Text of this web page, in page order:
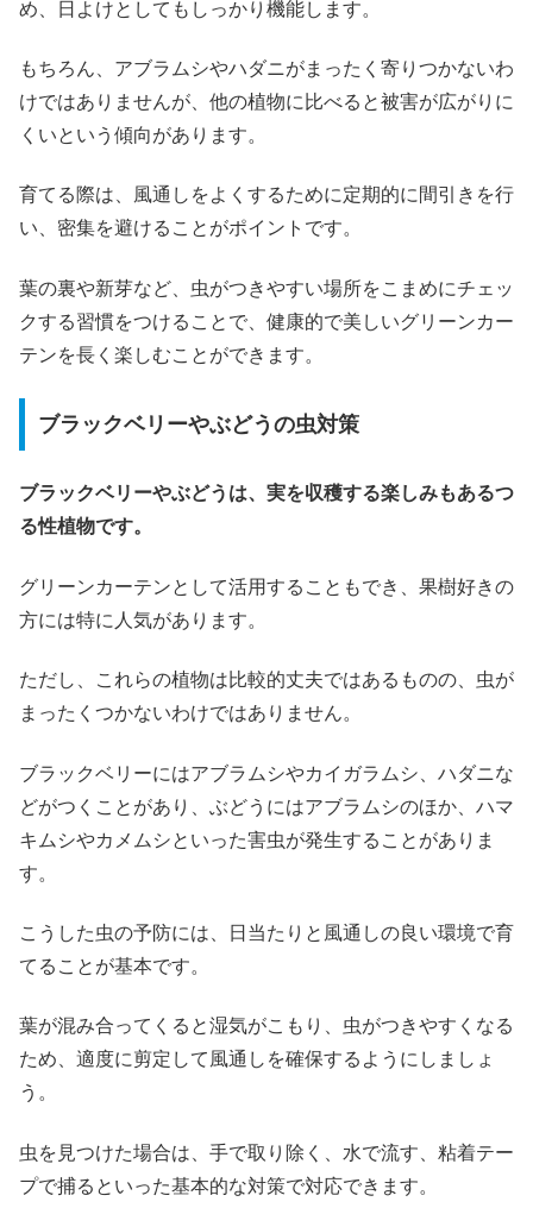
め、日よけとしてもしっかり機能します。
もちろん、アブラムシやハダニがまったく寄りつかないわ
けではありませんが、他の植物に比べると被害が広がりに
くいという傾向があります。
育てる際は、風通しをよくするために定期的に間引きを行
い、密集を避けることがポイントです。
葉の裏や新芽など、虫がつきやすい場所をこまめにチェッ
クする習慣をつけることで、健康的で美しいグリーンカー
テンを長く楽しむことができます。
ブラックベリーやぶどうの虫対策
ブラックベリーやぶどうは、実を収穫する楽しみもあるつ
る性植物です。
グリーンカーテンとして活用することもでき、果樹好きの
方には特に人気があります。
ただし、これらの植物は比較的丈夫ではあるものの、虫が
まったくつかないわけではありません。
ブラックベリーにはアブラムシやカイガラムシ、ハダニな
どがつくことがあり、ぶどうにはアブラムシのほか、ハマ
キムシやカメムシといった害虫が発生することがありま
す。
こうした虫の予防には、日当たりと風通しの良い環境で育
てることが基本です。
葉が混み合ってくると湿気がこもり、虫がつきやすくなる
ため、適度に剪定して風通しを確保するようにしましょ
う。
虫を見つけた場合は、手で取り除く、水で流す、粘着テー
プで捕るといった基本的な対策で対応できます。